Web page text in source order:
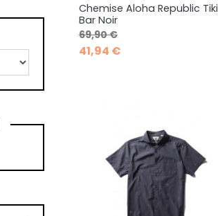
 Aperçu rapide
Chemise Aloha Republic Tiki
Bar Noir
Prix de base
69,90 €Prix
41,94 €